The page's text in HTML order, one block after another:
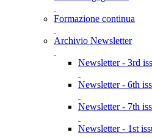
Formazione continua
Archivio Newsletter
Newsletter - 3rd
Newsletter - 6th
Newsletter - 7th
Newsletter - 1st